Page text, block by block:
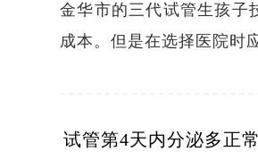
金华市的三代试管生孩子
成本。但是在选择医院时
试管第4天内分泌多正